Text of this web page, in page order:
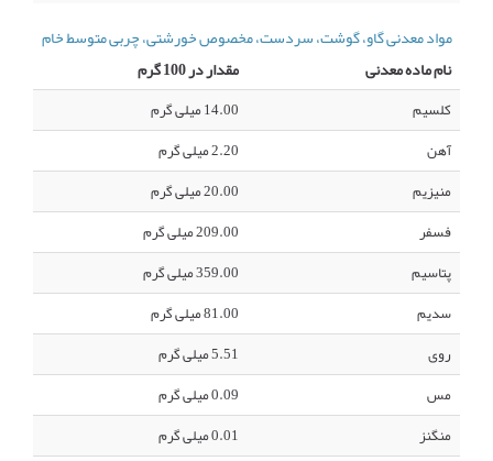
مواد معدنی گاو، گوشت، سردست، مخصوص خورشتی، چربی متوسط خام
نام ماده معدنی
مقدار در 100 گرم
کلسیم
14.00 میلی گرم
آهن
2.20 میلی گرم
منیزیم
20.00 میلی گرم
فسفر
209.00 میلی گرم
پتاسیم
359.00 میلی گرم
سدیم
81.00 میلی گرم
روی
5.51 میلی گرم
مس
0.09 میلی گرم
منگنز
0.01 میلی گرم